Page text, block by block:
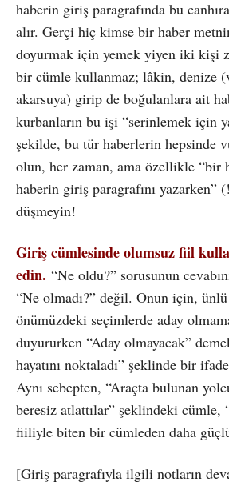
haberin giriş paragrafında bu
alır. Gerçi hiç kimse bir haber
doyurmak için yemek yiyen iki kişi
bir cümle kullanmaz; lâkin, denize
akarsuya) girip de boğulanlara ait
kurbanların bu işi “serinlemek için
şekilde, bu tür haberlerin hepsinde
olun, her zaman, ama özellikle “bir
haberin giriş paragrafını yazarken”
düşmeyin!
Giriş cümlesinde olumsuz fiil
edin. “Ne oldu?” sorusunun
“Ne olmadı?” değil. Onun için,
önümüzdeki seçimlerde aday
duyururken “Aday olmayacak”
hayatını noktaladı” şeklinde bir
Aynı sebepten, “Araçta bulunan
beresiz atlattılar” şeklindeki cümle,
fiiliyle biten bir cümleden daha
[Giriş paragrafıyla ilgili notların